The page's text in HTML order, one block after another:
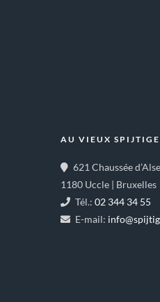
AU VIEUX
621 Chaussée
1180 Uccle | Bruxelles
Tél.: 02 344 34 55
E-mail: